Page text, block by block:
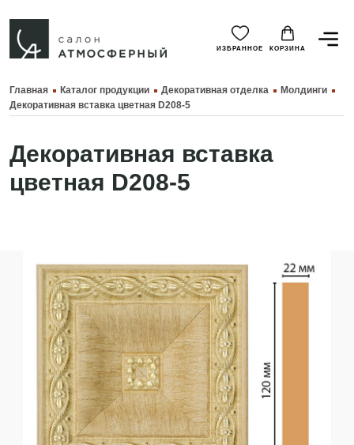
ИЗБРАННОЕ КОРЗИНА
Главная Каталог продукции Декоративная отделка
Молдинги
Декоративная вставка цветная D208-5
Декоративная вставка
цветная D208-5